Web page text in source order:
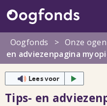
Oogfonds
> Onze ogen
en adviezenpagina
Lees voor
Tips- en